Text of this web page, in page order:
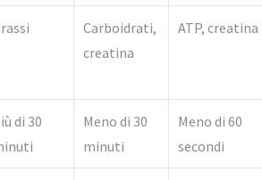
Carboidrati,
creatina
ATP, creatina
di 30
Meno di 30
minuti
Meno di 60
secondi